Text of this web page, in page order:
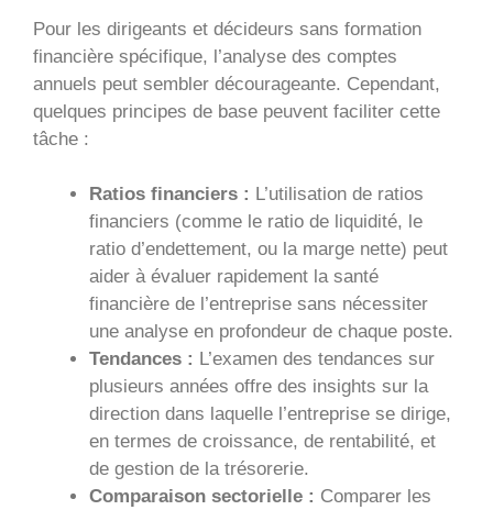
Pour les dirigeants et décideurs sans formation
financière spécifique, l’analyse des comptes
annuels peut sembler décourageante. Cependant,
quelques principes de base peuvent faciliter cette
tâche :
Ratios financiers : L’utilisation de ratios
financiers (comme le ratio de liquidité, le
ratio d’endettement, ou la marge nette) peut
aider à évaluer rapidement la santé
financière de l’entreprise sans nécessiter
une analyse en profondeur de chaque poste.
Tendances : L’examen des tendances sur
plusieurs années offre des insights sur la
direction dans laquelle l’entreprise se dirige,
en termes de croissance, de rentabilité, et
de gestion de la trésorerie.
Comparaison sectorielle : Comparer les